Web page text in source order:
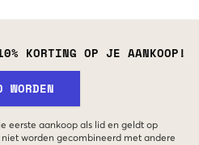
KORTING OP JE AANKOOP!
eerste aankoop als lid en geldt op
worden gecombineerd met andere